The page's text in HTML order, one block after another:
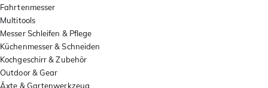
Fahrtenmesser
Multitools
Messer Schleifen & Pflege
Küchenmesser & Schneiden
Kochgeschirr & Zubehör
Outdoor & Gear
Äxte & Gartenwerkzeug